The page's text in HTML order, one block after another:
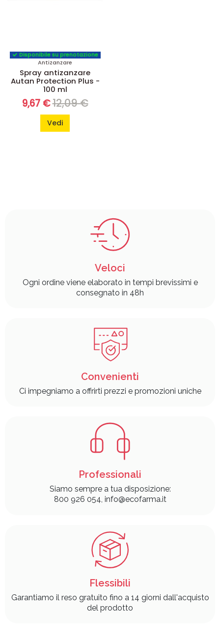
Disponibile su prenotazione
Antizanzare
Spray antizanzare
Autan Protection Plus -
100 ml
9,67 €12,09 €
Vedi
Veloci
Ogni ordine viene elaborato in tempi brevissimi e
consegnato in 48h
Convenienti
Ci impegniamo a offrirti prezzi e promozioni uniche
Professionali
Siamo sempre a tua disposizione:
800 926 054, info@ecofarma.it
Flessibili
Garantiamo il reso gratuito fino a 14 giorni dall'acquisto
del prodotto